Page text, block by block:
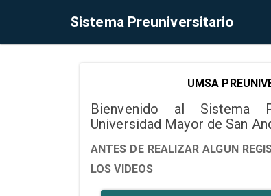
Sistema Preuniversitario
UMSA
Bienvenido al Sistema
Universidad Mayor de San
ANTES DE REALIZAR ALGUN
LOS VIDEOS